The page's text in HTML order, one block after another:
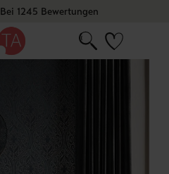
Bei 1245 Bewertungen